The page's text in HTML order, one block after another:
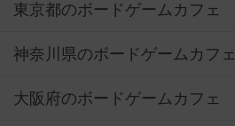
東京都のボードゲームカフェ
神奈川県のボードゲームカフェ
大阪府のボードゲームカフェ